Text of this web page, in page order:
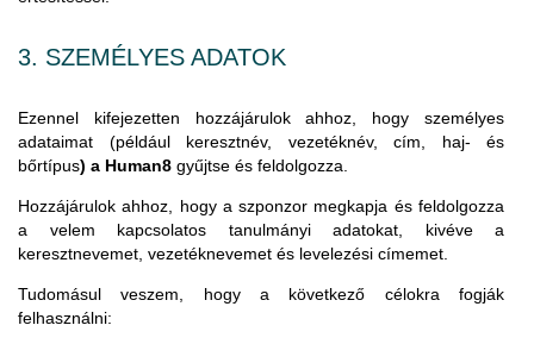
3. SZEMÉLYES ADATOK
Ezennel kifejezetten hozzájárulok ahhoz, hogy személyes
adataimat (például keresztnév, vezetéknév, cím, haj- és
bőrtípus) a Human8 gyűjtse és feldolgozza.
Hozzájárulok ahhoz, hogy a szponzor megkapja és feldolgozza
a velem kapcsolatos tanulmányi adatokat, kivéve a
keresztnevemet, vezetéknevemet és levelezési címemet.
Tudomásul veszem, hogy a következő célokra fogják
felhasználni: